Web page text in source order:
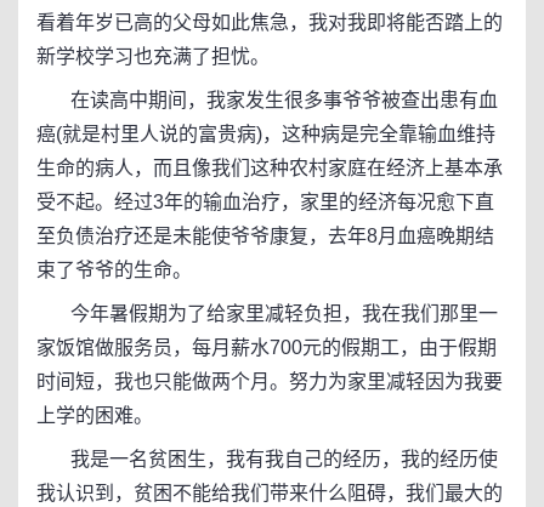
看着年岁已高的父母如此焦急，我对我即将能否踏上的
新学校学习也充满了担忧。
在读高中期间，我家发生很多事爷爷被查出患有血
癌(就是村里人说的富贵病)，这种病是完全靠输血维持
生命的病人，而且像我们这种农村家庭在经济上基本承
受不起。经过3年的输血治疗，家里的经济每况愈下直
至负债治疗还是未能使爷爷康复，去年8月血癌晚期结
束了爷爷的生命。
今年暑假期为了给家里减轻负担，我在我们那里一
家饭馆做服务员，每月薪水700元的假期工，由于假期
时间短，我也只能做两个月。努力为家里减轻因为我要
上学的困难。
我是一名贫困生，我有我自己的经历，我的经历使
我认识到，贫困不能给我们带来什么阻碍，我们最大的